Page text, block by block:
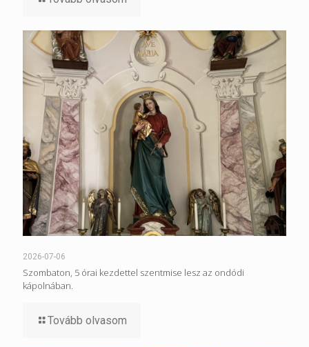
2026-07-06
Szombaton, 5 órai kezdettel szentmise lesz az ondódi
kápolnában.
Tovább olvasom